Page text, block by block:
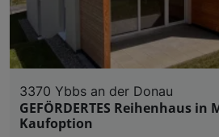
3370 Ybbs an der Donau
GEFÖRDERTES Reihenhaus in
Kaufoption